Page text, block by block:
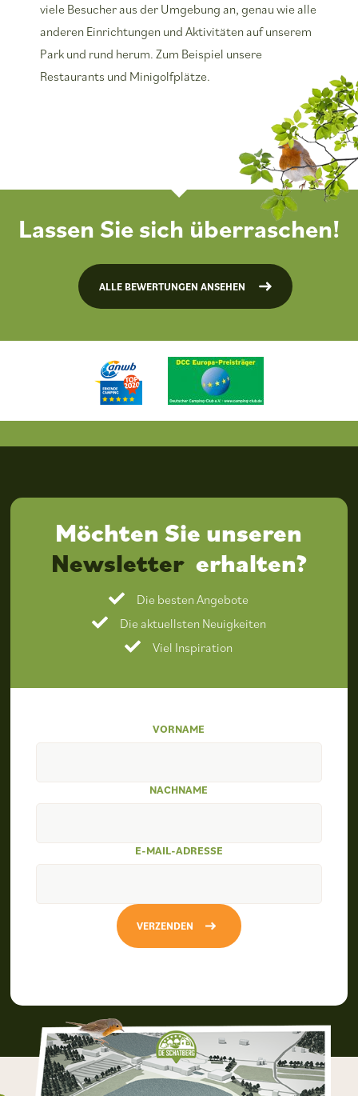
viele Besucher aus der Umgebung an, genau wie alle
anderen Einrichtungen und Aktivitäten auf unserem
Park und rund herum. Zum Beispiel unsere
Restaurants und Minigolfplätze.
Lassen Sie sich überraschen!
ALLE BEWERTUNGEN ANSEHEN
Möchten Sie unseren
Newsletter erhalten?
Die besten Angebote
Die aktuellsten Neuigkeiten
Viel Inspiration
VORNAME
NACHNAME
E-MAIL-ADRESSE
VERZENDEN